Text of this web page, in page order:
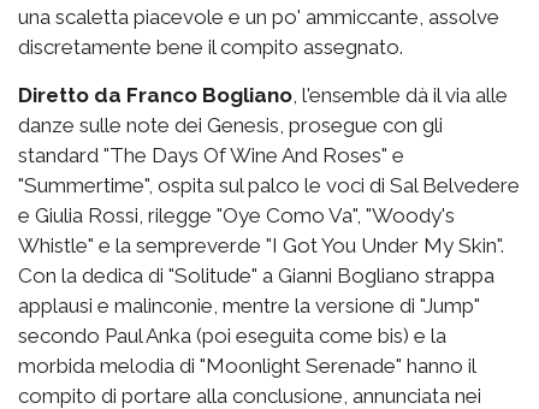
una scaletta piacevole e un po' ammiccante, assolve
discretamente bene il compito assegnato.
Diretto da Franco Bogliano , l'ensemble dà il via alle
danze sulle note dei Genesis, prosegue con gli
standard "The Days Of Wine And Roses" e
"Summertime", ospita sul palco le voci di Sal Belvedere
e Giulia Rossi, rilegge "Oye Como Va", "Woody's
Whistle" e la sempreverde "I Got You Under My Skin".
Con la dedica di "Solitude" a Gianni Bogliano strappa
applausi e malinconie, mentre la versione di "Jump"
secondo Paul Anka (poi eseguita come bis) e la
morbida melodia di "Moonlight Serenade" hanno il
compito di portare alla conclusione, annunciata nei